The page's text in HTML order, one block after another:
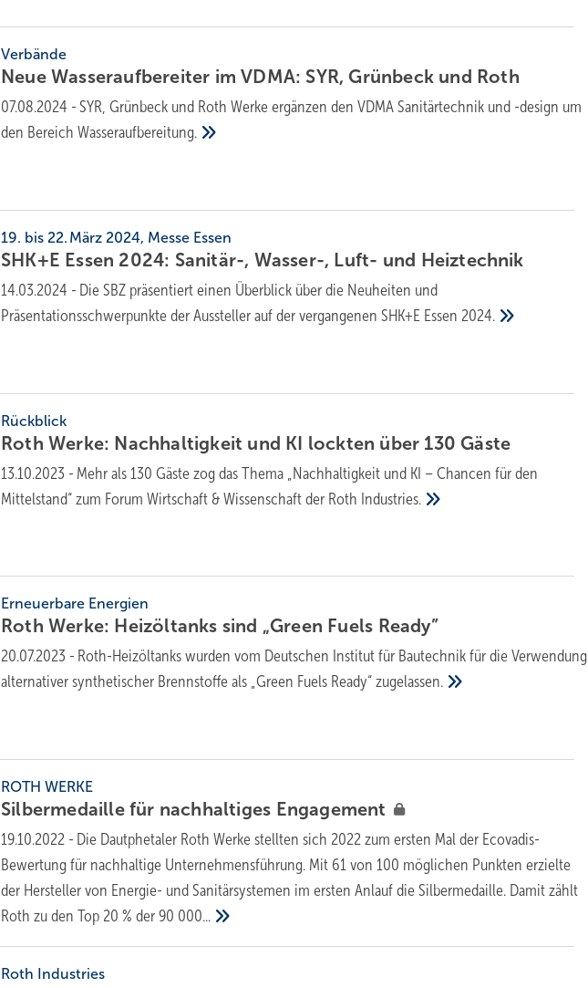
Verbände
Neue Wasseraufbereiter im VDMA: SYR, Grünbeck und Roth
07.08.2024 - SYR, Grünbeck und Roth Werke ergänzen den VDMA Sanitärtechnik und -design um
den BereichWasseraufbereitung.
19. bis 22. März 2024, Messe Essen
SHK+E Essen 2024: Sanitär-, Wasser-, Luft- und Heiztechnik
14.03.2024 - Die SBZ präsentiert einen Überblick über die Neuheiten und
Präsentationsschwerpunkte der Aussteller auf der vergangenen SHK+E Essen 2024.
Rückblick
Roth Werke: Nachhaltigkeit und KI lockten über 130Gäste
13.10.2023 - Mehr als 130 Gäste zog das Thema „Nachhaltigkeit und KI – Chancen für den
Mittelstand“ zum Forum Wirtschaft & Wissenschaft der Roth Industries.
Erneuerbare Energien
Roth Werke: Heizöltanks sind „Green Fuels Ready”
20.07.2023 - Roth-Heizöltanks wurden vom Deutschen Institut für Bautechnik für die Verwendung
alternativer synthetischer Brennstoffe als „Green Fuels Ready“zugelassen.
ROTH WERKE
Silbermedaille für nachhaltiges Engagement
19.10.2022 - Die Dautphetaler Roth Werke stellten sich 2022 zum ersten Mal der Ecovadis-
Bewertung für nachhaltige Unternehmensführung. Mit 61 von 100 möglichen Punkten erzielte
der Hersteller von Energie- und Sanitärsystemen im ersten Anlauf die Silbermedaille. Damit zählt
Roth zu den Top 20 % der90 000...
Roth Industries